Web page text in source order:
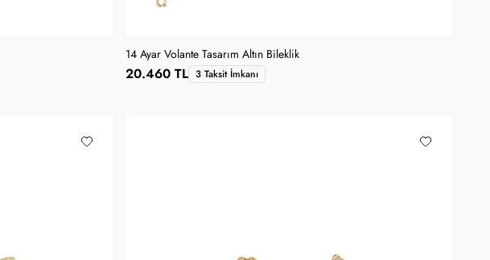
14 Ayar Volante Tasarım Altın Bileklik
20.460 TL 3 Taksit İmkanı